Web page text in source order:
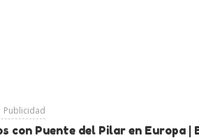
Publicidad
con Puente del Pilar en Europa |